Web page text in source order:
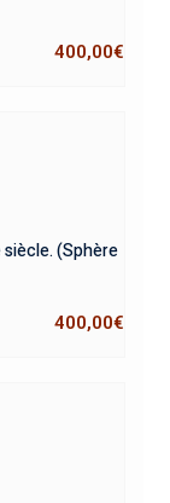
400,00€
siècle. (Sphère
400,00€